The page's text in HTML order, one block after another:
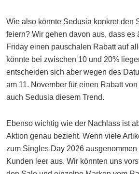
Wie also könnte Sedusia konkret den
feiern? Wir gehen davon aus, dass es
Friday einen pauschalen Rabatt auf
könnte bei zwischen 10 und 20%
entscheiden sich aber wegen des
am 11. November für einen Rabatt
auch Sedusia diesem Trend.
Ebenso wichtig wie der Nachlass ist
Aktion genau bezieht. Wenn viele
zum Singles Day 2026
Kunden leer aus. Wir könnten uns